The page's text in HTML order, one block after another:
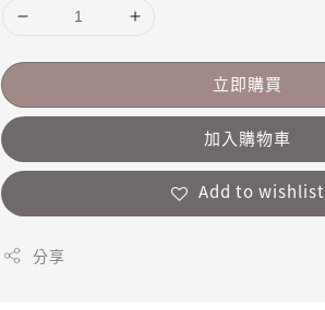
立即購買
加入購物車
Add to wishlist
分享